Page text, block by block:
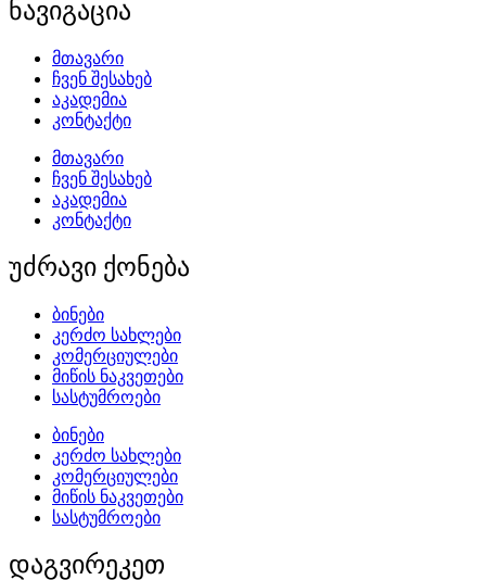
ნავიგაცია
მთავარი
ჩვენ შესახებ
აკადემია
კონტაქტი
მთავარი
ჩვენ შესახებ
აკადემია
კონტაქტი
უძრავი ქონება
ბინები
კერძო სახლები
კომერციულები
მიწის ნაკვეთები
სასტუმროები
ბინები
კერძო სახლები
კომერციულები
მიწის ნაკვეთები
სასტუმროები
დაგვირეკეთ